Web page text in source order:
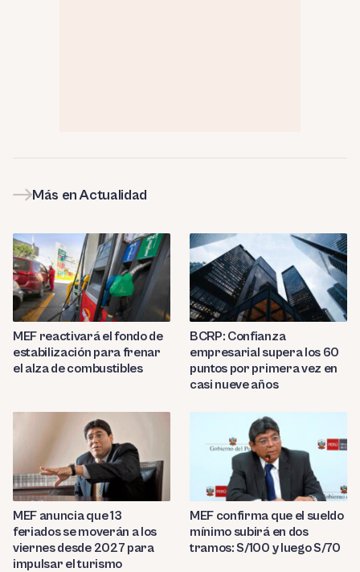
Más en Actualidad
MEF reactivará el fondo de
estabilización para frenar
el alza de combustibles
BCRP: Confianza
empresarial supera los 60
puntos por primera vez en
casi nueve años
MEF anuncia que 13
feriados se moverán a los
viernes desde 2027 para
impulsar el turismo
MEF confirma que el sueldo
mínimo subirá en dos
tramos: S/100 y luego S/70